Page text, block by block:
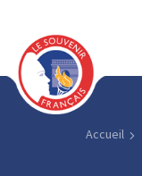
Accueil